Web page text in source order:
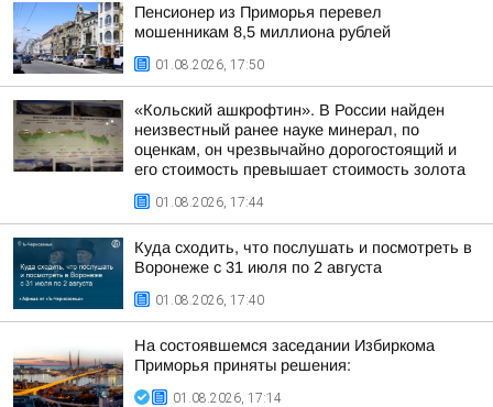
Пенсионер из Приморья перевел
мошенникам 8,5 миллиона рублей
01.08.2026, 17:50
«Кольский ашкрофтин». В России найден
неизвестный ранее науке минерал, по
оценкам, он чрезвычайно дорогостоящий и
его стоимость превышает стоимость золота
01.08.2026, 17:44
Куда сходить, что послушать и посмотреть в
Воронеже с 31 июля по 2 августа
01.08.2026, 17:40
На состоявшемся заседании Избиркома
Приморья приняты решения:
01.08.2026, 17:14